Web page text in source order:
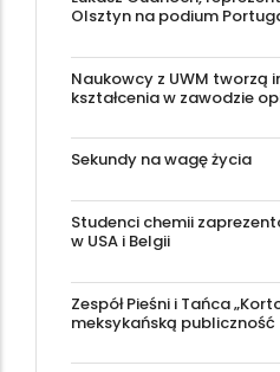
Olsztyn na podium
Naukowcy z UWM tworzą
kształcenia w zawodzie
Sekundy na wagę życia
Studenci chemii
w USA i Belgii
Zespół Pieśni i Tańca
meksykańską publiczność